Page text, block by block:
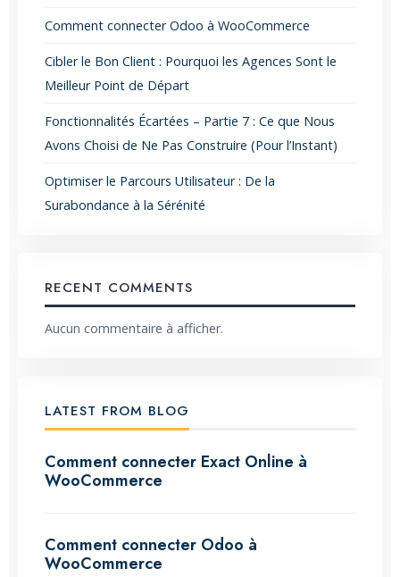
Comment connecter Odoo à WooCommerce
Cibler le Bon Client : Pourquoi les Agences Sont le
Meilleur Point de Départ
Fonctionnalités Écartées – Partie 7 : Ce que Nous
Avons Choisi de Ne Pas Construire (Pour l’Instant)
Optimiser le Parcours Utilisateur : De la
Surabondance à la Sérénité
RECENT COMMENTS
Aucun commentaire à afficher.
LATEST FROM BLOG
Comment connecter Exact Online à
WooCommerce
Comment connecter Odoo à
WooCommerce